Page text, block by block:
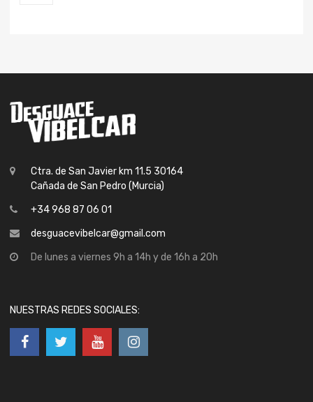
Ctra. de San Javier km 11.5 30164
Cañada de San Pedro (Murcia)
+34 968 87 06 01
desguacevibelcar@gmail.com
De lunes a viernes 9h a 14h y de 16h a 20h
NUESTRAS REDES SOCIALES: